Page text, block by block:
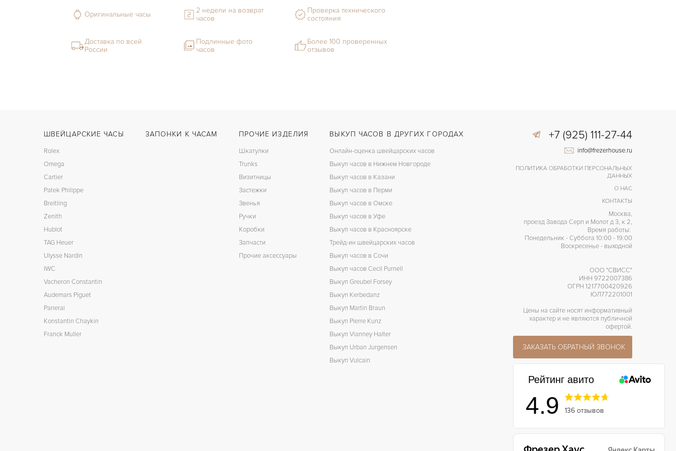
Оригинальные часы
2 недели на возврат
часов
Проверка технического
состояния
Доставка по всей
России
Подлинные фото
часов
Более 100 проверенных
отзывов
ШВЕЙЦАРСКИЕ ЧАСЫ
Rolex
Omega
Cartier
Patek Philippe
Breitling
Zenith
Hublot
TAG Heuer
Ulysse Nardin
IWC
Vacheron Constantin
Audemars Piguet
Panerai
Konstantin Chaykin
Franck Muller
ЗАПОНКИ К ЧАСАМ ПРОЧИЕ ИЗДЕЛИЯ
Шкатулки
Trunks
Визитницы
Застежки
Звенья
Ручки
Коробки
Запчасти
Прочие аксессуары
ВЫКУП ЧАСОВ В ДРУГИХ ГОРОДАХ
Онлайн-оценка швейцарских часов
Выкуп часов в Нижнем Новгороде
Выкуп часов в Казани
Выкуп часов в Перми
Выкуп часов в Омске
Выкуп часов в Уфе
Выкуп часов в Красноярске
Трейд-ин швейцарских часов
Выкуп часов в Сочи
Выкуп часов Cecil Purnell
Выкуп Greubel Forsey
Выкуп Kerbedanz
Выкуп Martin Braun
Выкуп Pierre Kunz
Выкуп Vianney Halter
Выкуп Urban Jurgensen
Выкуп Vulcain
+7 (925) 111-27-44
info@frezerhouse.ru
ПОЛИТИКА ОБРАБОТКИ ПЕРСОНАЛЬНЫХ
ДАННЫХ
О НАС
КОНТАКТЫ
Москва,
проезд Завода Серп и Молот д 3, к 2,
Время работы:
Понедельник - Суббота 10:00 - 19:00
Воскресенье - выходной
ООО "СВИСС"
ИНН 9722007386
ОГРН 1217700420926
ЮЛ772201001
Цены на сайте носят информативный
характер и не являются публичной
офертой.
ЗАКАЗАТЬ ОБРАТНЫЙ ЗВОНОК
Рейтинг авито
4.9 136 отзывов